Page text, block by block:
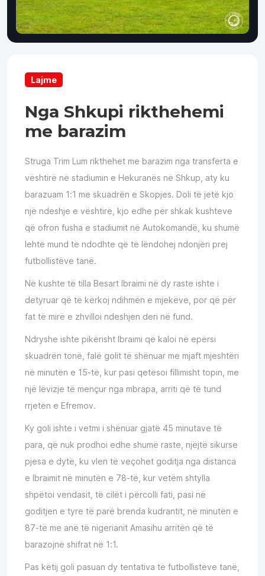
Lajme
Nga Shkupi rikthehemi
me barazim
Struga Trim Lum rikthehet me barazim nga transferta e
vështirë në stadiumin e Hekuranës në Shkup, aty ku
barazuam 1:1 me skuadrën e Skopjes. Doli të jetë kjo
një ndeshje e vështirë, kjo edhe për shkak kushteve
që ofron fusha e stadiumit në Autokomandë, ku shumë
lehtë mund të ndodhte që të lëndohej ndonjëri prej
futbollistëve tanë.
Në kushte të tilla Besart Ibraimi në dy raste ishte i
detyruar që të kërkoj ndihmën e mjekëve, por që për
fat të mirë e zhvilloi ndeshjen deri në fund.
Ndryshe ishte pikërisht Ibraimi që kaloi në epërsi
skuadrën tonë, falë golit të shënuar me mjaft mjeshtëri
në minutën e 15-të, kur pasi qetësoi fillimisht topin, me
një lëvizje të mençur nga mbrapa, arriti që të tund
rrjetën e Efremov.
Ky goli ishte i vetmi i shënuar gjatë 45 minutave të
para, që nuk prodhoi edhe shumë raste, njëjtë sikurse
pjesa e dytë, ku vlen të veçohet goditja nga distanca
e Ibraimit në minutën e 78-të, kur vetëm shtylla
shpëtoi vendasit, të cilët i përcolli fati, pasi në
goditjen e tyre të parë brenda kudrantit, në minutën e
87-të me anë të nigerianit Amasihu arritën që të
barazojnë shifrat në 1:1.
Pas këtij goli pasuan dy tentativa të futbollistëve tanë,